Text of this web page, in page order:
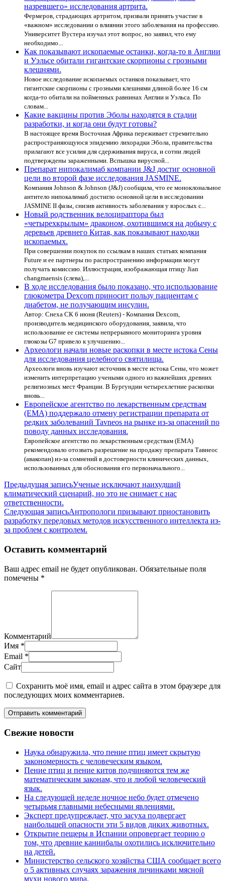
назревшего» исследования артрита.
Фермеров, страдающих артритом, призвали принять участие в
«важном» исследовании о влиянии этого заболевания на профессию.
Университет Вустера изучал этот вопрос, но заявил, что ему
необходимо...
Как показывают ископаемые останки, когда-то в Англии
и Уэльсе обитали гигантские скорпионы с грозными
клешнями.
Новое исследование ископаемых останков показывает, что
гигантские скорпионы с грозными клешнями длиной более 16 см
когда-то обитали на пойменных равнинах Англии и Уэльса. По
словам...
Какие вакцины против Эболы находятся в стадии
разработки, и когда они будут готовы?
В настоящее время Восточная Африка переживает стремительно
распространяющуюся эпидемию лихорадки Эбола, правительства
прилагают все усилия для сдерживания вируса, и сотни людей
подтверждены зараженными. Вспышка вирусной...
Препарат нипокалимаб компании J&J достиг основной
цели во второй фазе исследования JASMINE.
Компания Johnson & Johnson (J&J) сообщила, что ее моноклональное
антитело нипокалимаб достигло основной цели в исследовании
JASMINE II фазы, снизив активность заболевания у взрослых с...
Новый родственник велоцираптора был
«четырехкрылым» драконом, охотившимся на добычу с
деревьев древнего Китая, как показывают находки
ископаемых.
При совершении покупок по ссылкам в наших статьях компания
Future и ее партнеры по распространению информации могут
получать комиссию. Иллюстрация, изображающая птицу Jian
changmaensis (слева),...
В ходе исследования было показано, что использование
глюкометра Dexcom приносит пользу пациентам с
диабетом, не получающим инсулин.
Автор: Снеха СК 6 июня (Reuters) - Компания Dexcom,
производитель медицинского оборудования, заявила, что
использование ее системы непрерывного мониторинга уровня
глюкозы G7 привело к улучшению...
Археологи начали новые раскопки в месте истока Сены
для исследования целебного святилища.
Археологи вновь изучают источник в месте истока Сены, что может
изменить интерпретацию учеными одного из важнейших древних
религиозных мест Франции. В Бургундии четырехлетние раскопки
вновь...
Европейское агентство по лекарственным средствам
(EMA) поддержало отмену регистрации препарата от
редких заболеваний Tavneos на рынке из-за опасений по
поводу данных исследования.
Европейское агентство по лекарственным средствам (EMA)
рекомендовало отозвать разрешение на продажу препарата Тавнеос
(авакопан) из-за сомнений в достоверности клинических данных,
использованных для обоснования его первоначального...
Навигация
по
записям
Предыдущая записьУченые исключают наихудший
климатический сценарий, но это не снимает с нас
ответственности.
Следующая записьАнтропологи призывают приостановить
разработку передовых методов искусственного интеллекта из-
за проблем с контролем.
Оставить комментарий
Ваш адрес email не будет опубликован. Обязательные поля
помечены *
Комментарий
Имя *
Email *
Сайт
Сохранить моё имя, email и адрес сайта в этом браузере для
последующих моих комментариев.
Отправить комментарий
Свежие новости
Наука обнаружила, что пение птиц имеет скрытую
закономерность с человеческим языком.
Пение птиц и пение китов подчиняются тем же
математическим законам, что и любой человеческий
язык.
На следующей неделе ночное небо будет отмечено
четырьмя главными небесными явлениями.
Эксперт предупреждает, что засуха подвергает
наибольшей опасности эти 5 видов диких животных.
Открытие пещеры в Испании опровергает теорию о
том, что древние каннибалы охотились исключительно
на детей.
Министерство сельского хозяйства США сообщает всего
о 5 активных случаях заражения личинками мясной
мухи нового мира.